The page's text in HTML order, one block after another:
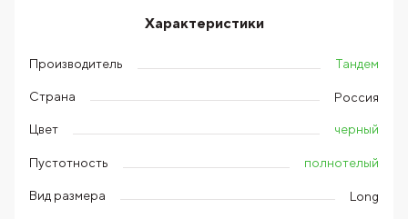
Характеристики
Производитель Тандем
Страна Россия
Цвет черный
Пустотность полнотелый
Вид размера Long